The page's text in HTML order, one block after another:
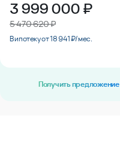
3 999 000₽
5 470 620 ₽
В ипотеку от 18 941 ₽/мес.
Получить предложение